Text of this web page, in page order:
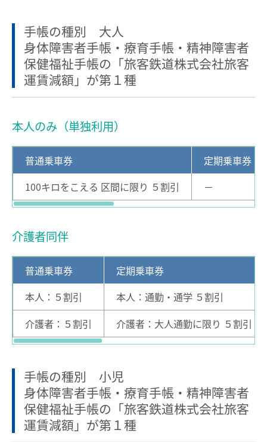
バリアフリー情報
自動券売機・精算機
駅集中管理システム
名鉄出札係員配置駅のご案内
線路の近接工事
用地境界
きっぷ
普通乗車券
特殊割引回数券
定期乗車券
名鉄定期券web予約サービス
団体乗車券
きっぷの変更・交換
きっぷをなくした場合
きっぷの払いもどし
特別車両券（ミューチケット）
乗継ミューチケット
特別車両券の払いもどし
運賃のご案内
入場券
乗車券の正しいご利用方法
手回り品
SFパノラマカードの払いもどし
manaca
運送約款
中部国際空港アクセス
手帳の種別 大人
身体障害者手帳・療育手帳・精神障害者
保健福祉手帳の「旅客鉄道株式会社旅客
運賃減額」が第１種
本人のみ（単独利用）
普通乗車券
定期乗車券
100キロをこえる 区間に限り ５割引
－
介護者同伴
普通乗車券
定期乗車券
本人：５割引
本人：通勤・通学 ５割引
介護者：５割引
介護者：大人通勤に限り ５割引［
手帳の種別 小児
身体障害者手帳・療育手帳・精神障害者
保健福祉手帳の「旅客鉄道株式会社旅客
運賃減額」が第１種